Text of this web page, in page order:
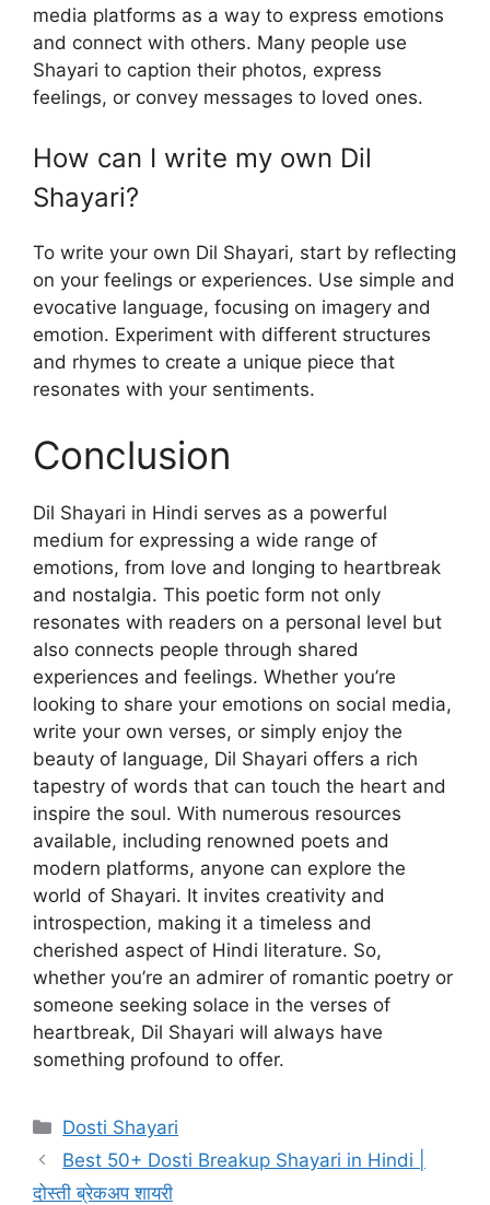
media platforms as a way to express emotions
and connect with others. Many people use
Shayari to caption their photos, express
feelings, or convey messages to loved ones.
How can I write my own Dil
Shayari?
To write your own Dil Shayari, start by reflecting
on your feelings or experiences. Use simple and
evocative language, focusing on imagery and
emotion. Experiment with different structures
and rhymes to create a unique piece that
resonates with your sentiments.
Conclusion
Dil Shayari in Hindi serves as a powerful
medium for expressing a wide range of
emotions, from love and longing to heartbreak
and nostalgia. This poetic form not only
resonates with readers on a personal level but
also connects people through shared
experiences and feelings. Whether you’re
looking to share your emotions on social media,
write your own verses, or simply enjoy the
beauty of language, Dil Shayari offers a rich
tapestry of words that can touch the heart and
inspire the soul. With numerous resources
available, including renowned poets and
modern platforms, anyone can explore the
world of Shayari. It invites creativity and
introspection, making it a timeless and
cherished aspect of Hindi literature. So,
whether you’re an admirer of romantic poetry or
someone seeking solace in the verses of
heartbreak, Dil Shayari will always have
something profound to offer.
Categories
Dosti Shayari
Best 50+ Dosti Breakup Shayari in Hindi |
दोस्ती ब्रेकअप शायरी